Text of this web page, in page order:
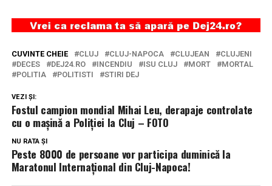
CUVINTE CHEIE CLUJ CLUJ-NAPOCA CLUJEAN
CLUJENI
DECES
DEJ24.RO INCENDIU ISU CLUJ MORT
MORTAL
POLITIA
POLITISTI STIRI DEJ
VEZI ȘI:
Fostul campion mondial Mihai Leu, derapaje controlate
cu o mașină a Poliției la Cluj – FOTO
NU RATA ȘI
Peste 8000 de persoane vor participa duminică la
Maratonul Internațional din Cluj-Napoca!